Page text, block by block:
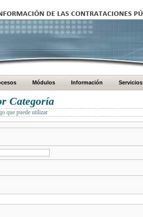
Módulos Información Servicios
Categoría
que puede utilizar